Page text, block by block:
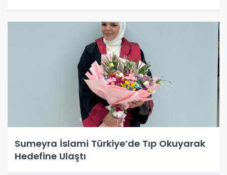
Sumeyra İslami Türkiye’de Tıp Okuyarak
Hedefine Ulaştı